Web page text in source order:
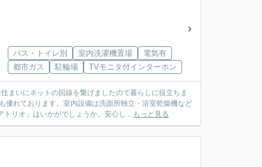
バス・トイレ別 室内洗濯機置場
電気有
都市ガス
駐輪場 TVモニタ付インターホン
まいにネットの回線を繋げましたので暮らしに役立ちま
優れております。室内設備は洗面所独立・浴室乾燥機など
リオ」はいかがでしょうか。安心し... もっと見る